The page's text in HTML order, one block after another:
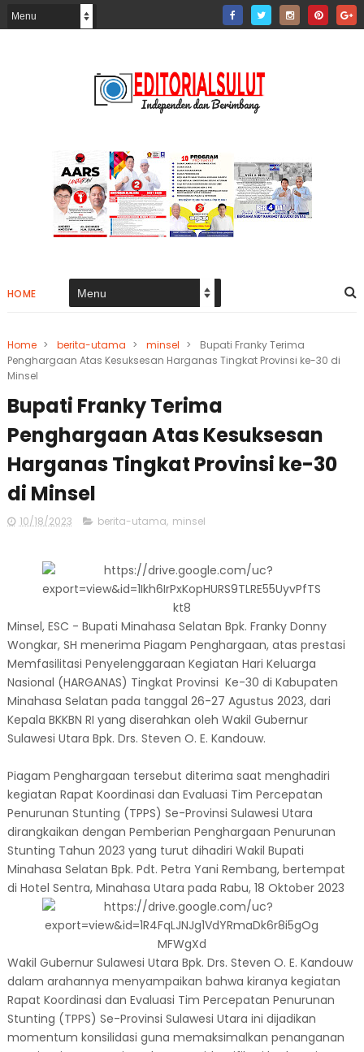
HOME
Home > berita-utama > minsel >
Bupati Franky Terima
Penghargaan Atas Kesuksesan Harganas Tingkat Provinsi ke-30 di
Minsel
Bupati Franky Terima
Penghargaan Atas Kesuksesan
Harganas Tingkat Provinsi ke-30
di Minsel
10/18/2023 berita-utama, minsel
Minsel, ESC - Bupati Minahasa Selatan Bpk. Franky Donny
Wongkar, SH menerima Piagam Penghargaan, atas prestasi
Memfasilitasi Penyelenggaraan Kegiatan Hari Keluarga
Nasional (HARGANAS) Tingkat Provinsi Ke-30 di Kabupaten
Minahasa Selatan pada tanggal 26-27 Agustus 2023, dari
Kepala BKKBN RI yang diserahkan oleh Wakil Gubernur
Sulawesi Utara Bpk. Drs. Steven O. E. Kandouw.
Piagam Penghargaan tersebut diterima saat menghadiri
kegiatan Rapat Koordinasi dan Evaluasi Tim Percepatan
Penurunan Stunting (TPPS) Se-Provinsi Sulawesi Utara
dirangkaikan dengan Pemberian Penghargaan Penurunan
Stunting Tahun 2023 yang turut dihadiri Wakil Bupati
Minahasa Selatan Bpk. Pdt. Petra Yani Rembang, bertempat
di Hotel Sentra, Minahasa Utara pada Rabu, 18 Oktober 2023
Wakil Gubernur Sulawesi Utara Bpk. Drs. Steven O. E. Kandouw
dalam arahannya menyampaikan bahwa kiranya kegiatan
Rapat Koordinasi dan Evaluasi Tim Percepatan Penurunan
Stunting (TPPS) Se-Provinsi Sulawesi Utara ini dijadikan
momentum konsilidasi guna memaksimalkan penanganan